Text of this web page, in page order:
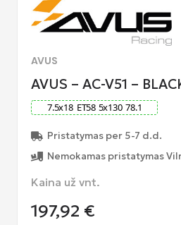
AVUS
AVUS – AC-V51 –
7.5x18 ET58 5x130 78.1
Pristatymas per 5-7 d.d.
Nemokamas pristatymas
Kaina už vnt.
197,92 €